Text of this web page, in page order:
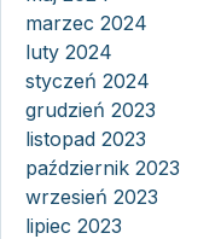
marzec 2024
luty 2024
styczeń 2024
grudzień 2023
listopad 2023
październik 2023
wrzesień 2023
lipiec 2023